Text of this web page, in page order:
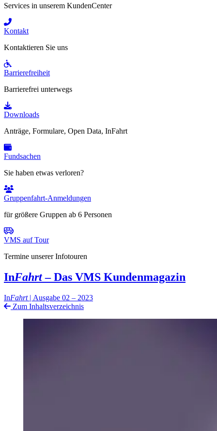
Services in unserem KundenCenter
Kontakt
Kontaktieren Sie uns
Barrierefreiheit
Barrierefrei unterwegs
Downloads
Anträge, Formulare, Open Data, InFahrt
Fundsachen
Sie haben etwas verloren?
Gruppenfahrt-Anmeldungen
für größere Gruppen ab 6 Personen
VMS auf Tour
Termine unserer Infotouren
InFahrt– Das VMS Kundenmagazin
InFahrt| Ausgabe 02 – 2023
Zum Inhaltsverzeichnis